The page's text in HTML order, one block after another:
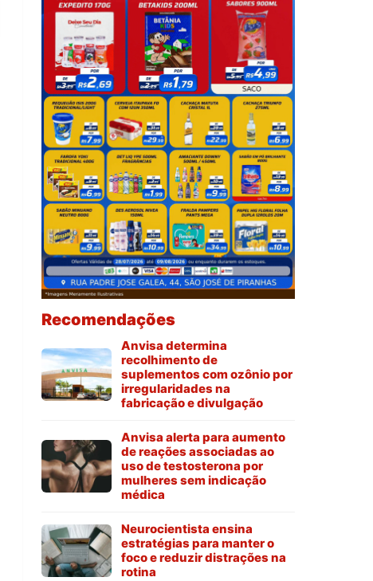
Recomendações
Anvisa determina
recolhimento de
suplementos com ozônio por
irregularidades na
fabricação e divulgação
Anvisa alerta para aumento
de reações associadas ao
uso de testosterona por
mulheres sem indicação
médica
Neurocientista ensina
estratégias para manter o
foco e reduzir distrações na
rotina